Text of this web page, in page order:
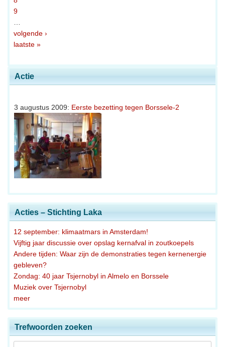
Actie
3 augustus 2009: Eerste bezetting tegen Borssele-2
Acties – Stichting Laka
12 september: klimaatmars in Amsterdam!
Vijftig jaar discussie over opslag kernafval in zoutkoepels
Andere tijden: Waar zijn de demonstraties tegen kernenergie
gebleven?
Zondag: 40 jaar Tsjernobyl in Almelo en Borssele
Muziek over Tsjernobyl
meer
9
volgende ›
laatste »
Trefwoorden zoeken